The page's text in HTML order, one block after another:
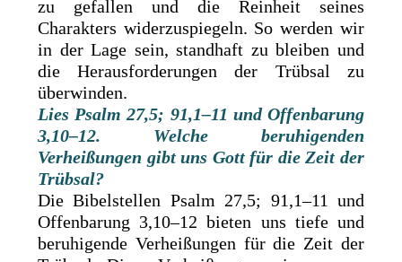
zu gefallen und die Reinheit seines
Charakters widerzuspiegeln. So werden wir
in der Lage sein, standhaft zu bleiben und
die Herausforderungen der Trübsal zu
überwinden.
Lies Psalm 27,5; 91,1–11 und Offenbarung
3,10–12. Welche beruhigenden
Verheißungen gibt uns Gott für die Zeit der
Trübsal?
Die Bibelstellen Psalm 27,5; 91,1–11 und
Offenbarung 3,10–12 bieten uns tiefe und
beruhigende Verheißungen für die Zeit der